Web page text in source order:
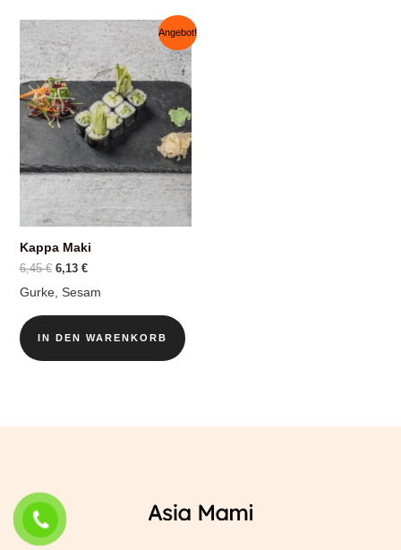
Angebot!
Kappa Maki
6,45€ Ursprünglicher
war:
6,13 €Aktueller
ist:
Gurke, Sesam
IN DEN WARENKORB